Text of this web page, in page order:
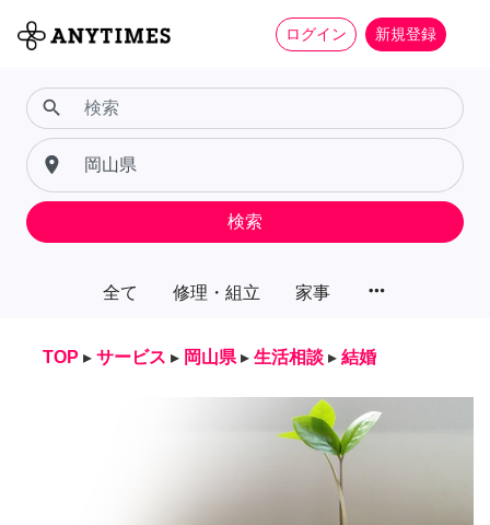
ログイン 新規登録
全て 修理・組立 家事 more_horiz
search
place
検索
TOP ▸ サービス ▸ 岡山県 ▸ 生活相談 ▸ 結婚